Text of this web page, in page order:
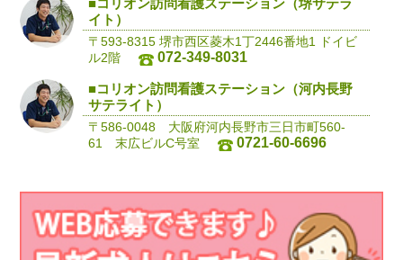
■コリオン訪問看護ステーション（堺サテラ
イト）
〒593-8315 堺市西区菱木1丁2446番地1 ドイビ
ル2階
072-349-8031
■コリオン訪問看護ステーション（河内長野
サテライト）
〒586-0048 大阪府河内長野市三日市町560-
61 末広ビルC号室
0721-60-6696